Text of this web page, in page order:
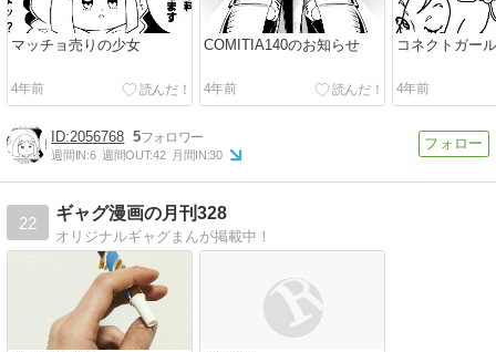
マッチョ売りの少女
4年前
COMITIA140のお知らせ
4年前
コネクトガール
4年前
2056768 5
週間IN:6 週間OUT:42 月間IN:30
22
ギャグ漫画の月刊328
オリジナルギャグまんが掲載中！